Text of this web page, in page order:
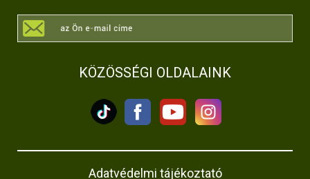
KÖZÖSSÉGI OLDALAINK
Adatvédelmi tájékoztató